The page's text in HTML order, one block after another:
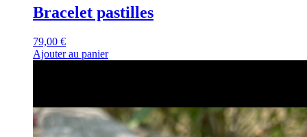
Bracelet pastilles
79,00 €
Ajouter au panier